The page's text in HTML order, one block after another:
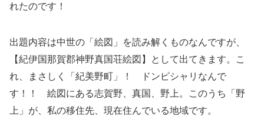
れたのです！
出題内容は中世の「絵図」を読み解くものなんですが、
【紀伊国那賀郡神野真国荘絵図】として出てきます。こ
れ、まさしく「紀美野町」！ ドンピシャリなんで
す！！ 絵図にある志賀野、真国、野上。このうち「野
上」が、私の移住先、現在住んでいる地域です。